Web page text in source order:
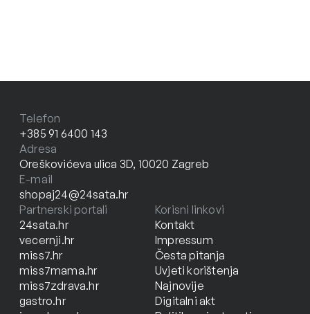
Telefon
+385 91 6400 143
Adresa
Oreškovićeva ulica 3D, 10020 Zagreb
E-mail
shopaj24@24sata.hr
Partnerski portali
24sata.hr
vecernji.hr
miss7.hr
miss7mama.hr
miss7zdrava.hr
gastro.hr
Korisni linkovi
Kontakt
Impressum
Česta pitanja
Uvjeti korištenja
Najnovije
Digitalni akt